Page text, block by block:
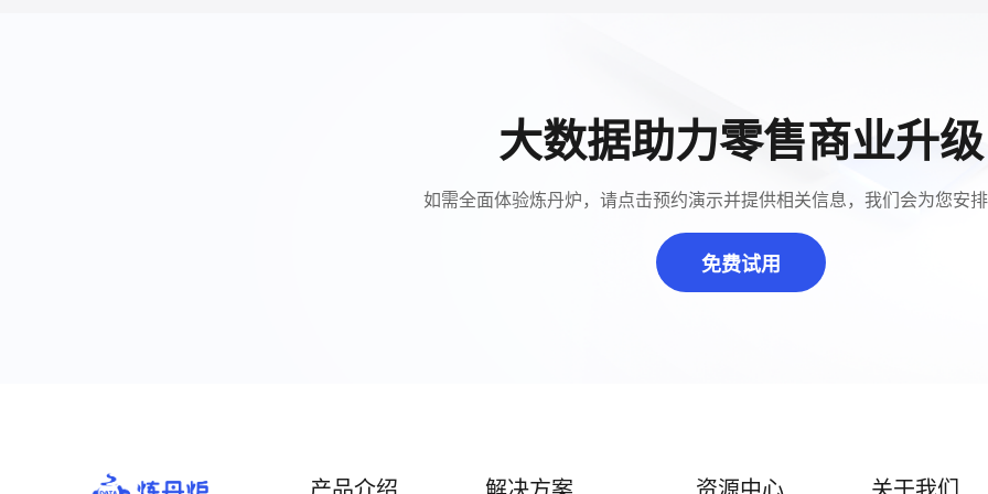
大数据助力零售商业升级
如需全面体验炼丹炉，请点击预约演示并提供相关信息，我们会为您安
免费试用